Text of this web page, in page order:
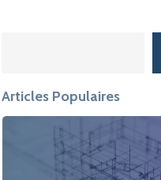
Articles Populaires